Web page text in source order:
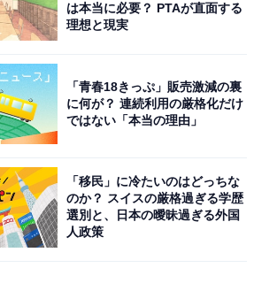
は本当に必要？ PTAが直面する
理想と現実
「青春18きっぷ」販売激減の裏
に何が？ 連続利用の厳格化だけ
ではない「本当の理由」
「移民」に冷たいのはどっちな
のか？ スイスの厳格過ぎる学歴
選別と、日本の曖昧過ぎる外国
人政策